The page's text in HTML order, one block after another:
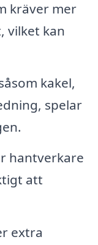
kräver mer
vilket kan
kakel,
spelar
hantverkare
att
extra